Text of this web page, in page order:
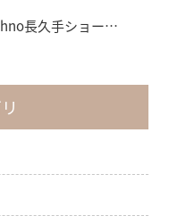
長久手ショー…